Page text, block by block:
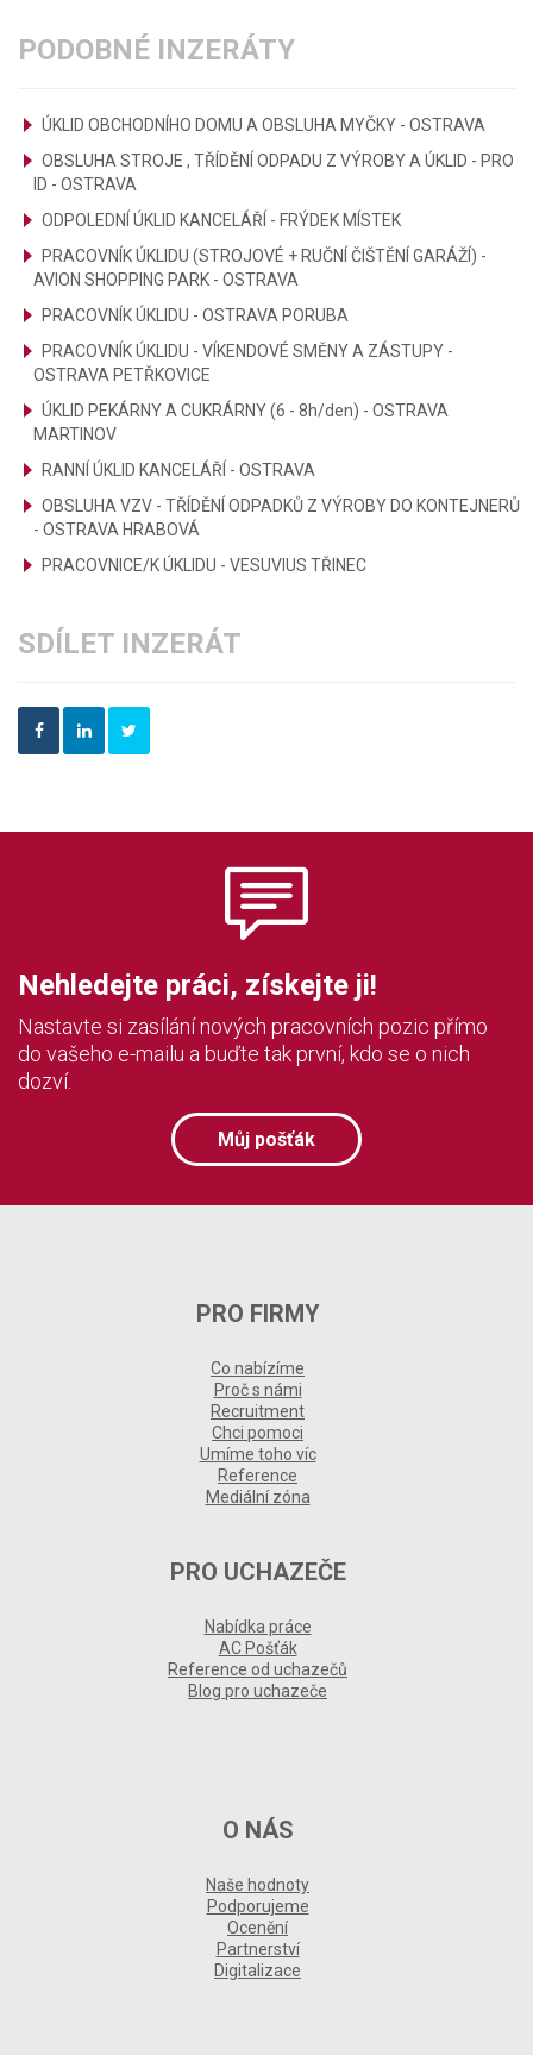
PODOBNÉ INZERÁTY
ÚKLID OBCHODNÍHO DOMU A OBSLUHA MYČKY - OSTRAVA
OBSLUHA STROJE , TŘÍDĚNÍ ODPADU Z VÝROBY A ÚKLID - PRO
ID - OSTRAVA
ODPOLEDNÍ ÚKLID KANCELÁŘÍ - FRÝDEK MÍSTEK
PRACOVNÍK ÚKLIDU (STROJOVÉ + RUČNÍ ČIŠTĚNÍ GARÁŽÍ) -
AVION SHOPPING PARK - OSTRAVA
PRACOVNÍK ÚKLIDU - OSTRAVA PORUBA
PRACOVNÍK ÚKLIDU - VÍKENDOVÉ SMĚNY A ZÁSTUPY -
OSTRAVA PETŘKOVICE
ÚKLID PEKÁRNY A CUKRÁRNY (6 - 8h/den) - OSTRAVA
MARTINOV
RANNÍ ÚKLID KANCELÁŘÍ - OSTRAVA
OBSLUHA VZV - TŘÍDĚNÍ ODPADKŮ Z VÝROBY DO KONTEJNERŮ
- OSTRAVA HRABOVÁ
PRACOVNICE/K ÚKLIDU - VESUVIUS TŘINEC
SDÍLET INZERÁT
Nehledejte práci, získejte ji!
Nastavte si zasílání nových pracovních pozic přímo
do vašeho e-mailu a buďte tak první, kdo se o nich
dozví.
Můj pošťák
PRO FIRMY
Co nabízíme
Proč s námi
Recruitment
Chci pomoci
Umíme toho víc
Reference
Mediální zóna
PRO UCHAZEČE
Nabídka práce
AC Pošťák
Reference od uchazečů
Blog pro uchazeče
O NÁS
Naše hodnoty
Podporujeme
Ocenění
Partnerství
Digitalizace